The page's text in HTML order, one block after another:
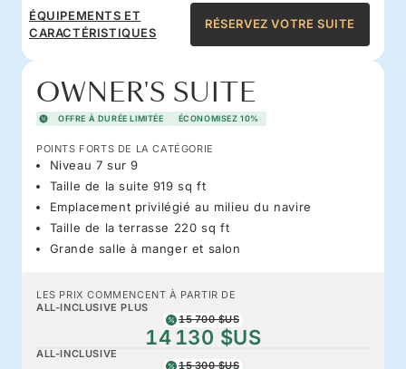
ÉQUIPEMENTS ET
CARACTÉRISTIQUES
RÉSERVEZ VOTRE SUITE
OWNER'S SUITE
OFFRE À DURÉE LIMITÉE ÉCONOMISEZ 10%
POINTS FORTS DE LA CATÉGORIE
Niveau 7 sur 9
Taille de la suite 919 sq ft
Emplacement privilégié au milieu du navire
Taille de la terrasse 220 sq ft
Grande salle à manger et salon
LES PRIX COMMENCENT À PARTIR DE
ALL-INCLUSIVE PLUS
15 700 $US
14 130 $US
ALL-INCLUSIVE
15 300 $US